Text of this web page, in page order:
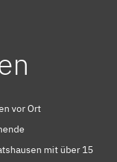
vor Ort
mit über 15